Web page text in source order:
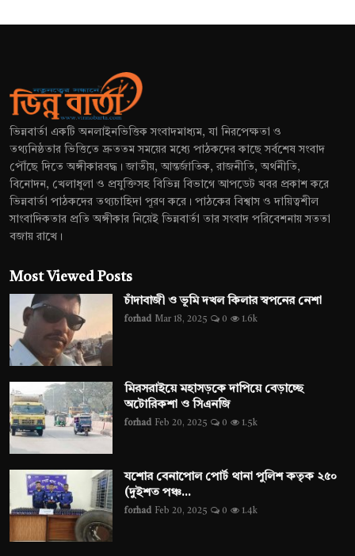
ভিন্নবার্তা একটি অনলাইনভিত্তিক সংবাদমাধ্যম, যা নিরপেক্ষতা ও
তথ্যনিষ্ঠতার ভিত্তিতে দ্রুততম সময়ের মধ্যে পাঠকদের কাছে সর্বশেষ সংবাদ
পৌঁছে দিতে অঙ্গীকারবদ্ধ। জাতীয়, আন্তর্জাতিক, রাজনীতি, অর্থনীতি,
বিনোদন, খেলাধুলা ও প্রযুক্তিসহ বিভিন্ন বিভাগে আপডেট খবর প্রকাশ করে
ভিন্নবার্তা পাঠকদের তথ্যচাহিদা পূরণ করে। পাঠকের বিশ্বাস ও দায়িত্বশীল
সাংবাদিকতার প্রতি অঙ্গীকার নিয়েই ভিন্নবার্তা তার সংবাদ পরিবেশনায় সততা
বজায় রাখে।
Most Viewed Posts
চাঁদাবাজী ও ভূমি দখল কিলার স্বপনের নেশা
forhad Mar 18, 2025 0 1.6k
মিরসরাইয়ে মহাসড়কে দাপিয়ে বেড়াচ্ছে
অটোরিকশা ও সিএনজি
forhad Feb 20, 2025 0 1.5k
যশোর বেনাপোল পোর্ট থানা পুলিশ কতৃক ২৫০
(দুইশত পঞ্চ...
forhad Feb 20, 2025 0 1.4k